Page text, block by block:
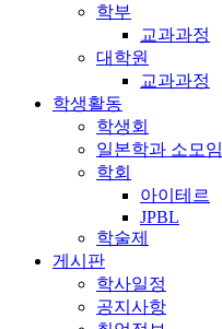
학부
교과과정
대학원
교과과정
학생활동
학생회
일본학과 소모임
학회
아이테르
JPBL
학술제
게시판
학사일정
공지사항